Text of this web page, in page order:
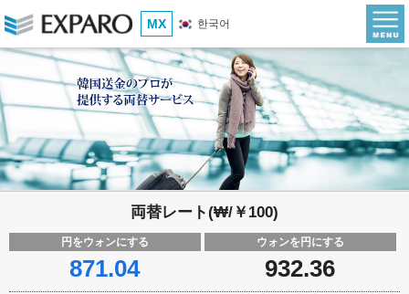
MX 한국어
両替レート(₩/￥100)
円をウォンにする
871.04
ウォンを円にする
932.36